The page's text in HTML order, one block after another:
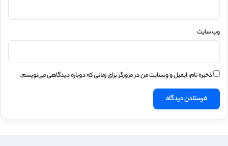
وب‌ سایت
ذخیره نام، ایمیل و وبسایت من در مرورگر برای زمانی که دوباره دیدگاهی می‌نویسم.